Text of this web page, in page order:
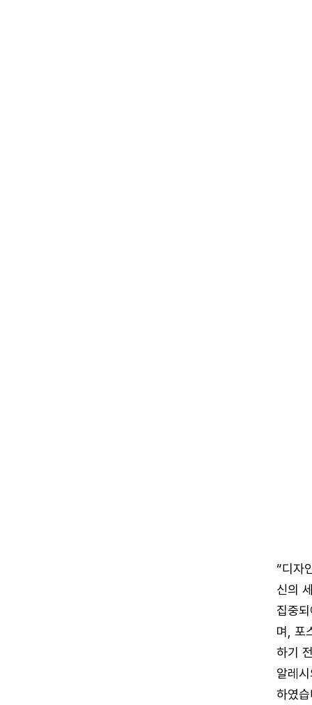
“디자
신의
집중
며, 포
하기
알레
하였